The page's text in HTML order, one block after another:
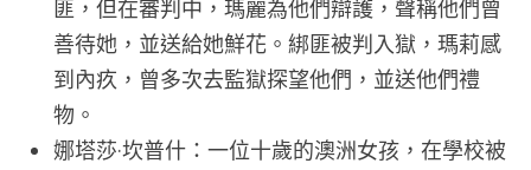
匪，但在審判中，瑪麗為他們辯護，聲稱他們曾
善待她，並送給她鮮花。綁匪被判入獄，瑪莉感
到內疚，曾多次去監獄探望他們，並送他們禮
物。
娜塔莎·坎普什：一位十歲的澳洲女孩，在學校被